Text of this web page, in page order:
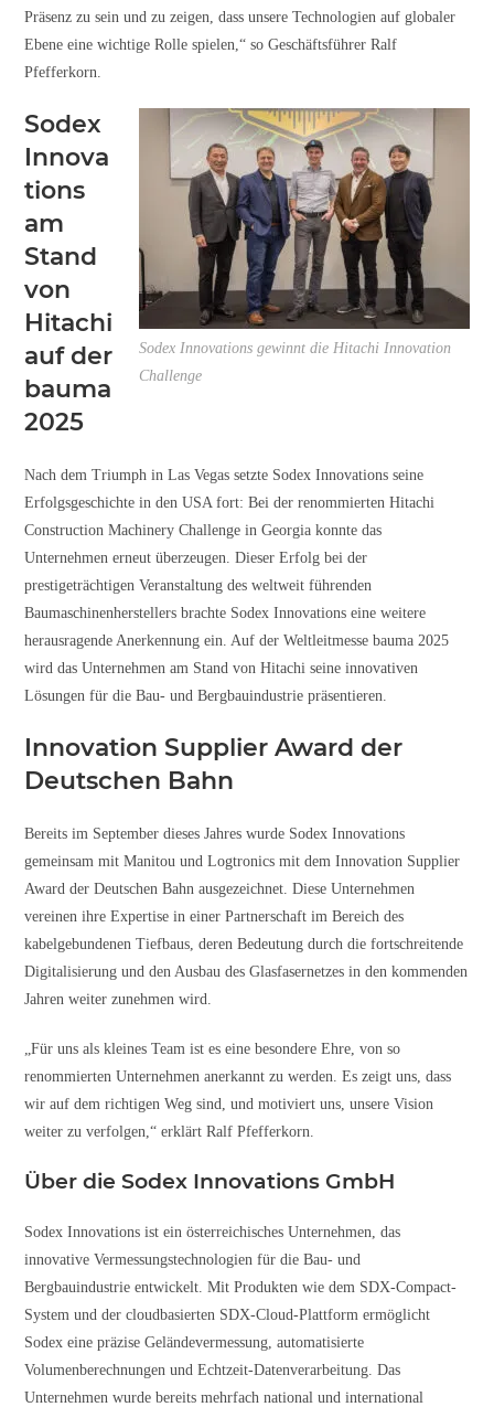
Präsenz zu sein und zu zeigen, dass unsere Technologien auf globaler
Ebene eine wichtige Rolle spielen,“ so Geschäftsführer Ralf
Pfefferkorn.
Sodex Innovations gewinnt die Hitachi Innovation
Challenge
Sodex
Innova
tions
am
Stand
von
Hitachi
auf der
bauma
2025
Nach dem Triumph in Las Vegas setzte Sodex Innovations seine
Erfolgsgeschichte in den USA fort: Bei der renommierten Hitachi
Construction Machinery Challenge in Georgia konnte das
Unternehmen erneut überzeugen. Dieser Erfolg bei der
prestigeträchtigen Veranstaltung des weltweit führenden
Baumaschinenherstellers brachte Sodex Innovations eine weitere
herausragende Anerkennung ein. Auf der Weltleitmesse bauma 2025
wird das Unternehmen am Stand von Hitachi seine innovativen
Lösungen für die Bau- und Bergbauindustrie präsentieren.
Innovation Supplier Award der
Deutschen Bahn
Bereits im September dieses Jahres wurde Sodex Innovations
gemeinsam mit Manitou und Logtronics mit dem Innovation Supplier
Award der Deutschen Bahn ausgezeichnet. Diese Unternehmen
vereinen ihre Expertise in einer Partnerschaft im Bereich des
kabelgebundenen Tiefbaus, deren Bedeutung durch die fortschreitende
Digitalisierung und den Ausbau des Glasfasernetzes in den kommenden
Jahren weiter zunehmen wird.
„Für uns als kleines Team ist es eine besondere Ehre, von so
renommierten Unternehmen anerkannt zu werden. Es zeigt uns, dass
wir auf dem richtigen Weg sind, und motiviert uns, unsere Vision
weiter zu verfolgen,“ erklärt Ralf Pfefferkorn.
Über die Sodex Innovations GmbH
Sodex Innovations ist ein österreichisches Unternehmen, das
innovative Vermessungstechnologien für die Bau- und
Bergbauindustrie entwickelt. Mit Produkten wie dem SDX-Compact-
System und der cloudbasierten SDX-Cloud-Plattform ermöglicht
Sodex eine präzise Geländevermessung, automatisierte
Volumenberechnungen und Echtzeit-Datenverarbeitung. Das
Unternehmen wurde bereits mehrfach national und international